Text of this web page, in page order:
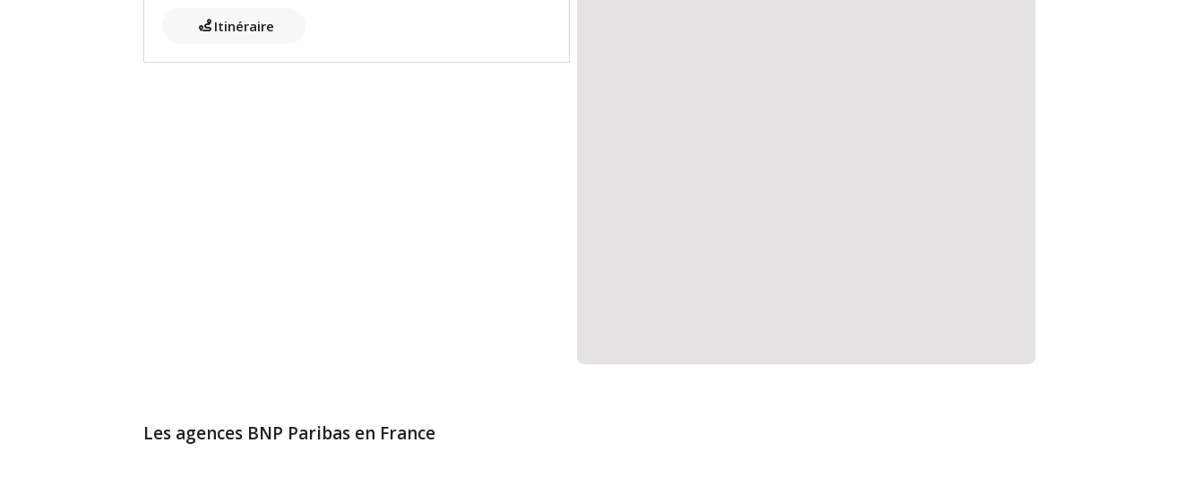
Itinéraire
Les agences BNP Paribas en France